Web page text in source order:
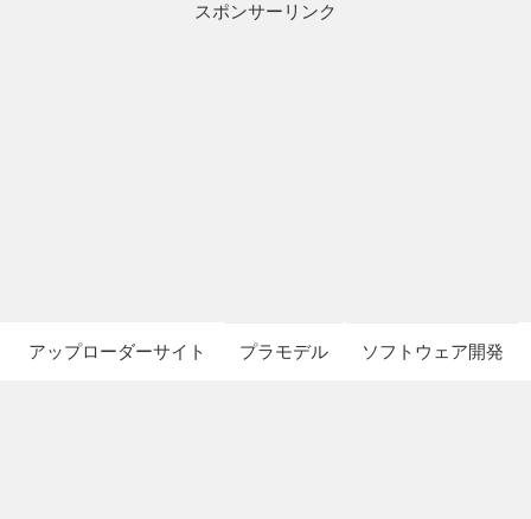
スポンサーリンク
アップローダーサイト プラモデル ソフトウェア開発